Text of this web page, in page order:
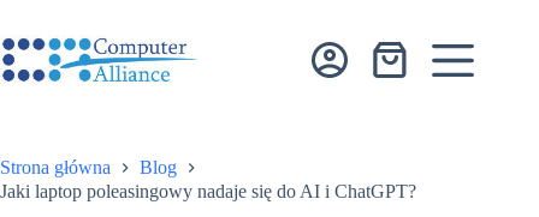
treści
Koszyk
Strona główna
Blog
Jaki laptop poleasingowy nadaje się do AI i ChatGPT?